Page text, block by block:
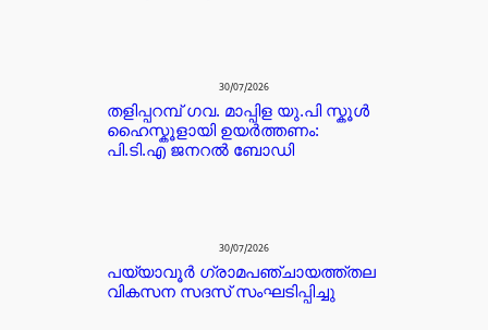
30/07/2026
തളിപ്പറമ്പ് ഗവ. മാപ്പിള യു.പി സ്കൂൾ
ഹൈസ്കൂളായി ഉയർത്തണം:
പി.ടി.എ ജനറൽ ബോഡി
30/07/2026
പയ്യാവൂർ ഗ്രാമപഞ്ചായത്ത്തല
വികസന സദസ് സംഘടിപ്പിച്ചു